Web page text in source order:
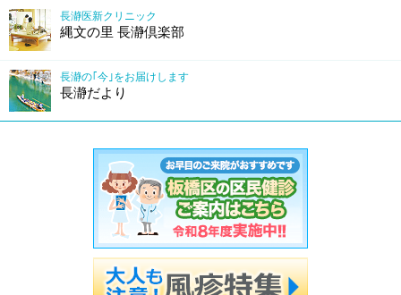
長瀞医新クリニック
縄文の里 長瀞倶楽部
長瀞の｢今｣をお届けします
長瀞だより